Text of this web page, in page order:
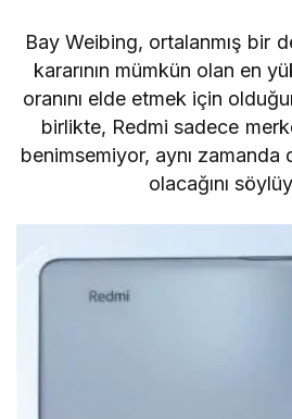
Bay Weibing, ortalanmış bir
kararının mümkün olan en
oranını elde etmek için
birlikte, Redmi sadece
benimsemiyor, aynı zamanda
olacağını